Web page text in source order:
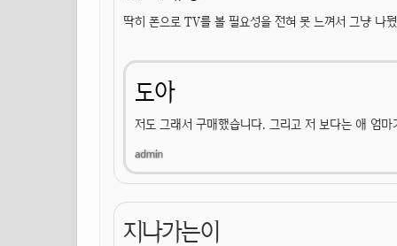
딱히 폰으로 TV를 볼 필요성을 전혀 못 느껴서 그냥 나
도아
저도 그래서 구매했습니다. 그리고 저 보다는 애 엄
지나가는이